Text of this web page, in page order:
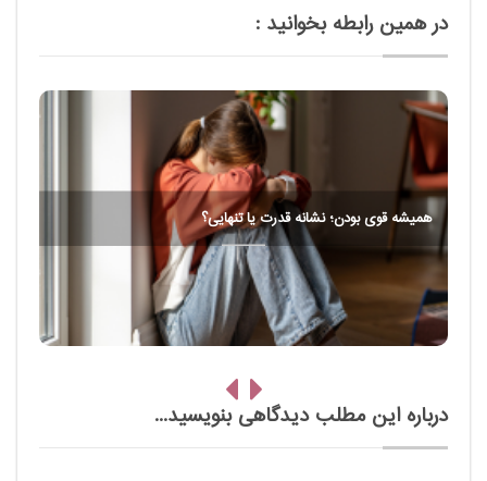
در همین رابطه بخوانید :
همیشه قوی بودن؛ نشانه قدرت یا تنهایی؟
درباره این مطلب دیدگاهی بنویسید...